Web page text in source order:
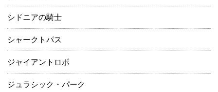
シドニアの騎士
シャークトパス
ジャイアントロボ
ジュラシック・パーク